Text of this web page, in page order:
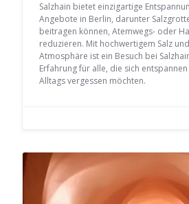
Salzhain bietet einzigartige
Angebote in Berlin, darunter
beitragen können, Atemwegs- oder
reduzieren. Mit hochwertigem Salz
Atmosphäre ist ein Besuch bei
Erfahrung für alle, die sich
Alltags vergessen möchten.